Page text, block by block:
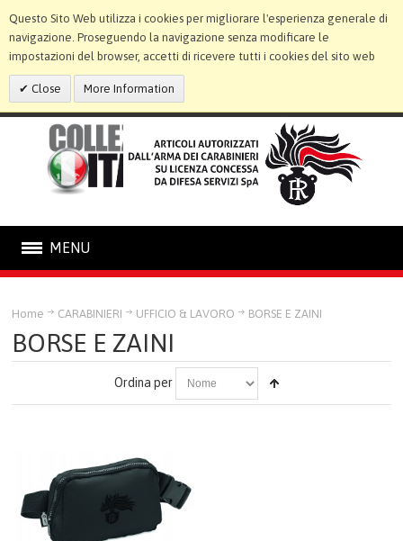
Questo Sito Web utilizza i cookies per migliorare l'esperienza generale di
navigazione. Proseguendo la navigazione senza modificare le
impostazioni del browser, accetti di ricevere tutti i cookies del sito web
Close More Information
MENU
STATUE E CORNICI
AGENDE & CALENDARI
IDEE REGALO
Home CARABINIERI UFFICIO & LAVORO BORSE E ZAINI
BORSE E ZAINI
Ordina per